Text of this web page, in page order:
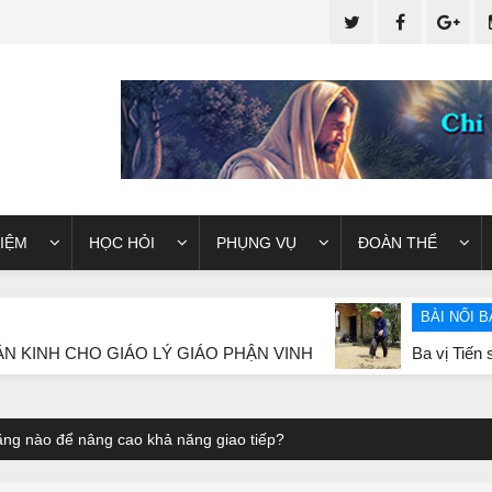
HỌC HỎI PHỤNG VỤ ĐOÀN THỂ
GIÁO LÝ GIÁO PHẬN VINH
BÀI NỔI BẬT
Ba vị Tiến sĩ “lặng
nào để nâng cao khả năng giao tiếp?